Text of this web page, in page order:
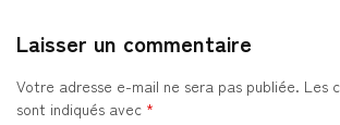
Laisser un commentaire
Votre adresse e-mail ne sera pas publiée. Les
sont indiqués avec *